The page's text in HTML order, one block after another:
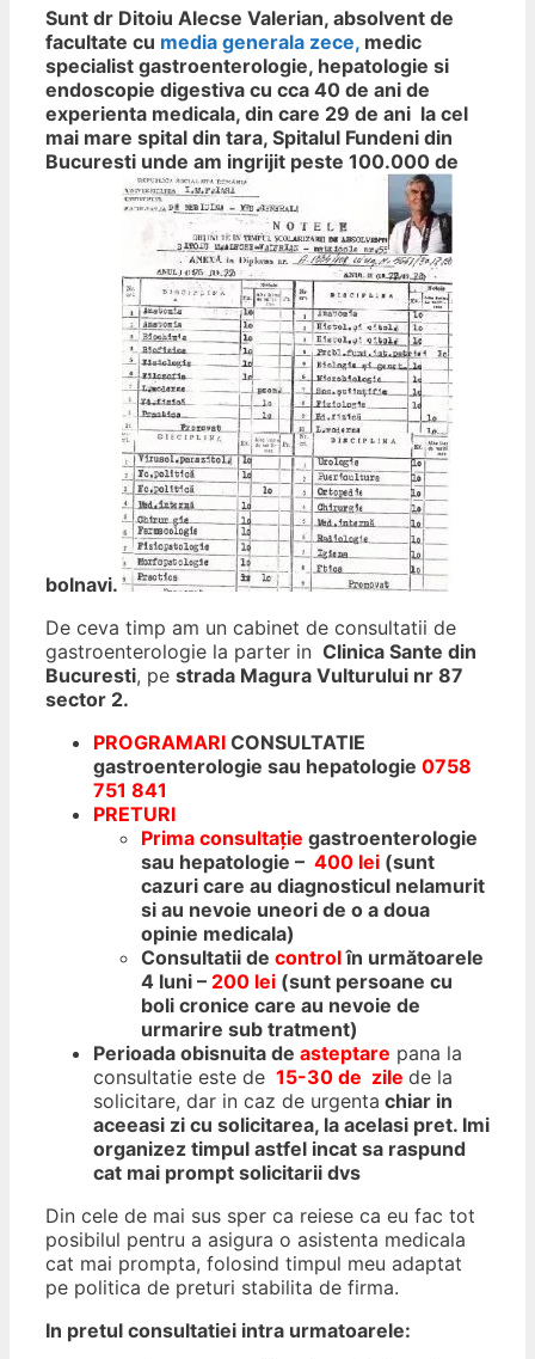
Sunt dr Ditoiu Alecse Valerian, absolvent de
facultate cu media generala zece, medic
specialist gastroenterologie, hepatologie si
endoscopie digestiva cu cca 40 de ani de
experienta medicala, din care 29 de ani la cel
mai mare spital din tara, Spitalul Fundeni din
Bucuresti unde am ingrijit peste 100.000 de
bolnavi.
De ceva timp am un cabinet de consultatii de
gastroenterologie la parter in Clinica Sante din
Bucuresti, pe strada Magura Vulturului nr 87
sector 2.
PROGRAMARI CONSULTATIE
gastroenterologie sau hepatologie 0758
751 841
PRETURI
Prima consultație gastroenterologie
sau hepatologie – 400 lei (sunt
cazuri care au diagnosticul nelamurit
si au nevoie uneori de o a doua
opinie medicala)
Consultatii de controlîn următoarele
4 luni – 200 lei (sunt persoane cu
boli cronice care au nevoie de
urmarire sub tratment)
Perioada obisnuita de asteptare pana la
consultatie este de 15-30 de zile de la
solicitare, dar in caz de urgenta chiar in
aceeasi zi cu solicitarea, la acelasi pret. Imi
organizez timpul astfel incat sa raspund
cat mai prompt solicitarii dvs
Din cele de mai sus sper ca reiese ca eu fac tot
posibilul pentru a asigura o asistenta medicala
cat mai prompta, folosind timpul meu adaptat
pe politica de preturi stabilita de firma.
In pretul consultatiei intra urmatoarele: